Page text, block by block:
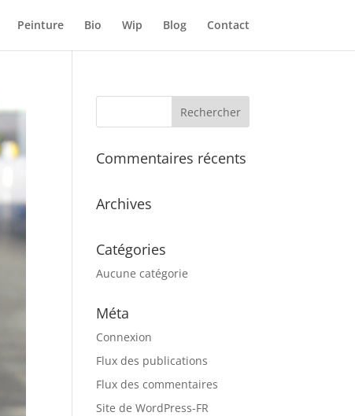
Peinture Bio Wip Blog Contact
Commentaires récents
Archives
Catégories
Aucune catégorie
Méta
Connexion
Flux des publications
Flux des commentaires
Site de WordPress-FR